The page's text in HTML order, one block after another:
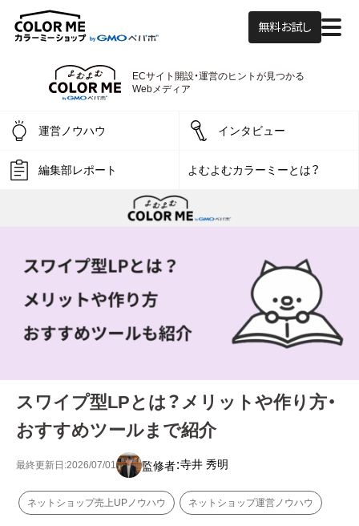
無料お試し
よむよむカラーミー
ECサイト開設・運営のヒントが見つかる
Webメディア
運営ノウハウ インタビュー
編集部レポート よむよむカラーミーとは？
スワイプ型LPとは？メリットや作り方・
おすすめツールまで紹介
最終更新日:2026/07/01 監修者：寺井 秀明
ネットショップ売上UPノウハウ ネットショップ運営ノウハウ